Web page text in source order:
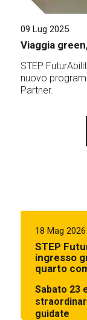
09 Lug 2025
Viaggia
STEP
nuovo
Partner.
18 Mag 2026
STEP
ingresso
quarto
Sabato 23
guidate